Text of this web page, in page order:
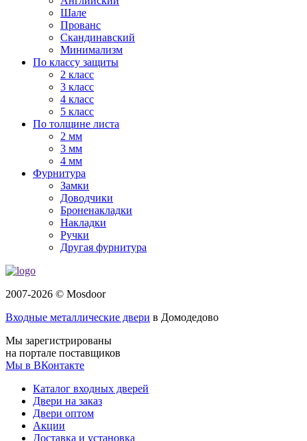
Шале
Прованс
Скандинавский
Минимализм
По классу защиты
2 класс
3 класс
4 класс
5 класс
По толщине листа
2 мм
3 мм
4 мм
Фурнитура
Замки
Доводчики
Броненакладки
Накладки
Ручки
Другая фурнитура
2007-2026 © Mosdoor
Входные металлические двери в Домодедово
Мы зарегистрированы
на портале поставщиков
Мы в ВКонтакте
Каталог входных дверей
Двери на заказ
Двери оптом
Акции
Доставка и установка